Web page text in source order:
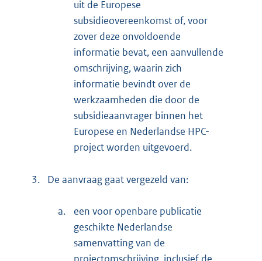
uit de Europese
subsidieovereenkomst of, voor
zover deze onvoldoende
informatie bevat, een aanvullende
omschrijving, waarin zich
informatie bevindt over de
werkzaamheden die door de
subsidieaanvrager binnen het
Europese en Nederlandse HPC-
project worden uitgevoerd.
3. De aanvraag gaat vergezeld van:
a.
een voor openbare publicatie
geschikte Nederlandse
samenvatting van de